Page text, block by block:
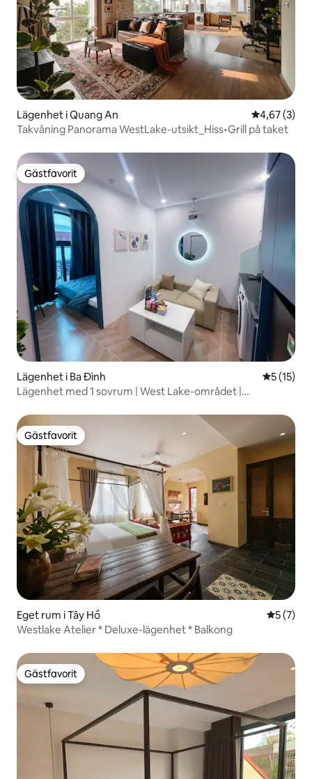
Lägenhet i Quang An 4,67 av 5 i
4,67 (3)
Takvåning Panorama WestLake-utsikt_Hiss•Grill på taket
Gästfavorit
Gästfavorit
Lägenhet i Ba Đình 5 av 5 i
5 (15)
Lägenhet med 1 sovrum | West Lake-området |
Gästfavorit
Gästfavorit
Eget rum i Tây Hồ 5 av 5 i
5 (7)
Westlake Atelier * Deluxe-lägenhet * Balkong
Gästfavorit
Gästfavorit